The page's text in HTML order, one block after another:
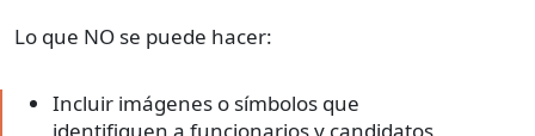
Lo que NO se puede hacer:
Incluir imágenes o símbolos que
identifiquen a funcionarios y candidatos